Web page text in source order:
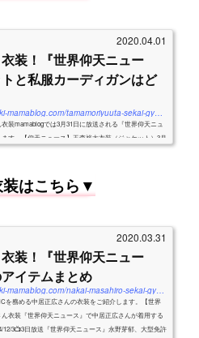
2020.04.01
衣装！『世界仰天ニュー
と私服カーディガンはど
https://fassion-daisuki-mamablog.com/tamamoriyuuta-sekai-gyouten-news/
装mamablogでは3月31日に放送される『世界仰天ニュ
す。【仰天ニュース】玉森裕太衣装（ジャケット）3月
装はこちら▼
2020.03.31
衣装！『世界仰天ニュー
イテムまとめ
https://fassion-daisuki-mamablog.com/nakai-masahiro-sekai-gyouten-news/
を務める中居正広さんの衣装をご紹介します。【世界
衣装『世界仰天ニュース』で中居正広さんが着用する
12/3📺3日放送『世界仰天ニュース』永野芽郁、大型免許